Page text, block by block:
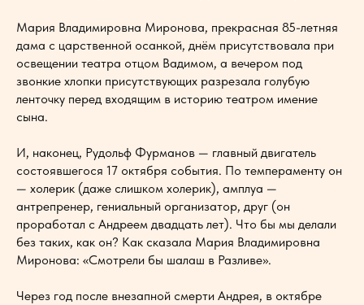
Мария Владимировна Миронова, прекрасная 85-летняя
дама с царственной осанкой, днём присутствовала при
освещении театра отцом Вадимом, а вечером под
звонкие хлопки присутствующих разрезала голубую
ленточку перед входящим в историю театром имение
сына.
И, наконец, Рудольф Фурманов — главный двигатель
состоявшегося 17 октября события. По темпераменту он
— холерик (даже слишком холерик), амплуа —
антрепренер, гениальный организатор, друг (он
проработал с Андреем двадцать лет). Что бы мы делали
без таких, как он? Как сказала Мария Владимировна
Миронова: «Смотрели бы шалаш в Разливе».
Через год после внезапной смерти Андрея, в октябре